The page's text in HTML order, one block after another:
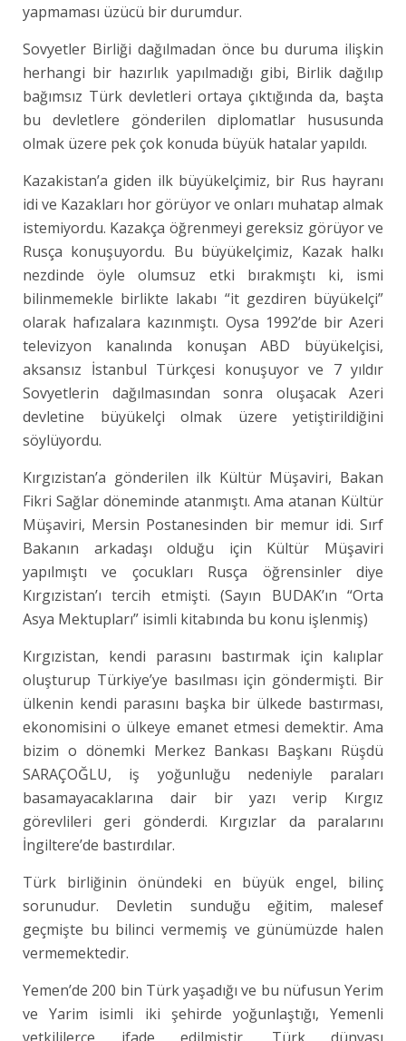
yapmaması üzücü bir durumdur.
Sovyetler Birliği dağılmadan önce bu duruma ilişkin
herhangi bir hazırlık yapılmadığı gibi, Birlik dağılıp
bağımsız Türk devletleri ortaya çıktığında da, başta
bu devletlere gönderilen diplomatlar hususunda
olmak üzere pek çok konuda büyük hatalar yapıldı.
Kazakistan’a giden ilk büyükelçimiz, bir Rus hayranı
idi ve Kazakları hor görüyor ve onları muhatap almak
istemiyordu. Kazakça öğrenmeyi gereksiz görüyor ve
Rusça konuşuyordu. Bu büyükelçimiz, Kazak halkı
nezdinde öyle olumsuz etki bırakmıştı ki, ismi
bilinmemekle birlikte lakabı “it gezdiren büyükelçi”
olarak hafızalara kazınmıştı. Oysa 1992’de bir Azeri
televizyon kanalında konuşan ABD büyükelçisi,
aksansız İstanbul Türkçesi konuşuyor ve 7 yıldır
Sovyetlerin dağılmasından sonra oluşacak Azeri
devletine büyükelçi olmak üzere yetiştirildiğini
söylüyordu.
Kırgızistan’a gönderilen ilk Kültür Müşaviri, Bakan
Fikri Sağlar döneminde atanmıştı. Ama atanan Kültür
Müşaviri, Mersin Postanesinden bir memur idi. Sırf
Bakanın arkadaşı olduğu için Kültür Müşaviri
yapılmıştı ve çocukları Rusça öğrensinler diye
Kırgızistan’ı tercih etmişti. (Sayın BUDAK’ın “Orta
Asya Mektupları” isimli kitabında bu konu işlenmiş)
Kırgızistan, kendi parasını bastırmak için kalıplar
oluşturup Türkiye’ye basılması için göndermişti. Bir
ülkenin kendi parasını başka bir ülkede bastırması,
ekonomisini o ülkeye emanet etmesi demektir. Ama
bizim o dönemki Merkez Bankası Başkanı Rüşdü
SARAÇOĞLU, iş yoğunluğu nedeniyle paraları
basamayacaklarına dair bir yazı verip Kırgız
görevlileri geri gönderdi. Kırgızlar da paralarını
İngiltere’de bastırdılar.
Türk birliğinin önündeki en büyük engel, bilinç
sorunudur. Devletin sunduğu eğitim, malesef
geçmişte bu bilinci vermemiş ve günümüzde halen
vermemektedir.
Yemen’de 200 bin Türk yaşadığı ve bu nüfusun Yerim
ve Yarim isimli iki şehirde yoğunlaştığı, Yemenli
yetkililerce ifade edilmiştir. Türk dünyası